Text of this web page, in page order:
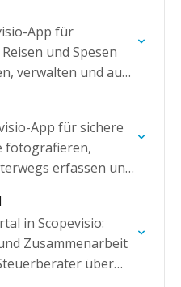
App für
und Spesen
verwalten und auf
App für sichere
fotografieren,
erfassen und
in Scopevisio:
Zusammenarbeit
über